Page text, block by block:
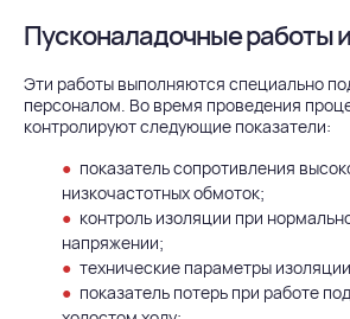
Пусконаладочные работы
Эти работы выполняются специально
персоналом. Во время проведения
контролируют следующие показатели:
показатель сопротивления
низкочастотных обмоток;
контроль изоляции при
напряжении;
технические параметры
показатель потерь при работе